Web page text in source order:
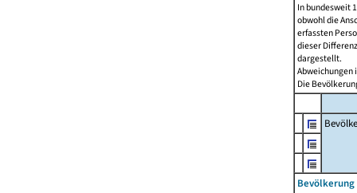
In bundesweit
obwohl die
erfassten
dieser
dargestellt.
Abweichungen
Die